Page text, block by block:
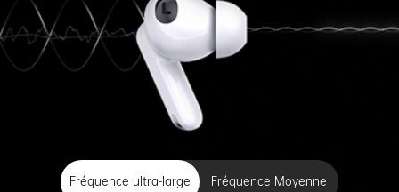
Fréquence ultra-large Fréquence Moyenne